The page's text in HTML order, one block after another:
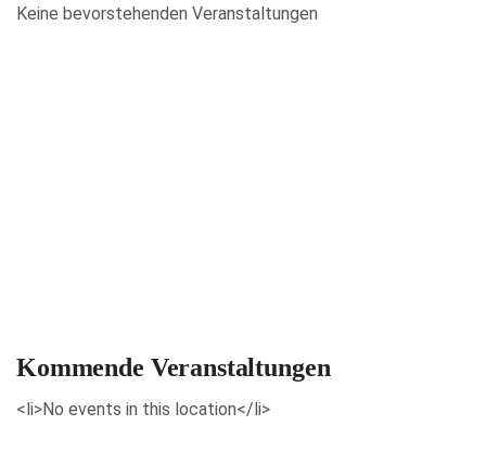
Keine bevorstehenden Veranstaltungen
Kommende Veranstaltungen
<li>No events in this location</li>